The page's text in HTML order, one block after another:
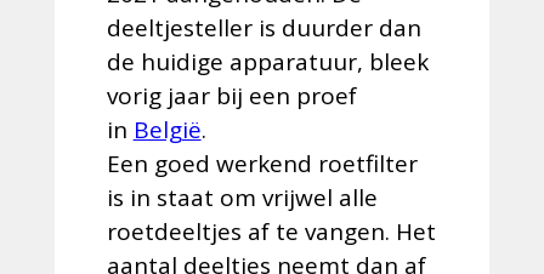
deeltjesteller is duurder dan
de huidige apparatuur, bleek
vorig jaar bij een proef
in België.
Een goed werkend roetfilter
is in staat om vrijwel alle
roetdeeltjes af te vangen. Het
aantal deeltjes neemt dan af